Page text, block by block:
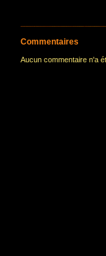
Commentaires
Aucun commentaire n'a